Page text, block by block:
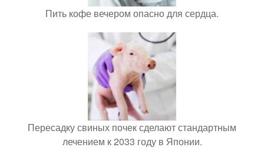
Пить кофе вечером опасно для сердца.
Пересадку свиных почек сделают стандартным
лечением к 2033 году в Японии.